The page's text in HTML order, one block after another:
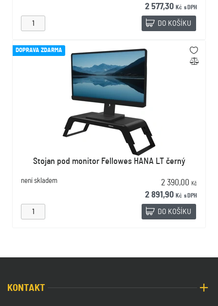
2 577,30 Kč s DPH
DO KOŠÍKU
DOPRAVA ZDARMA
Stojan pod monitor Fellowes HANA LT černý
není skladem 2 390,00 Kč
2 891,90 Kč s DPH
DO KOŠÍKU
KONTAKT